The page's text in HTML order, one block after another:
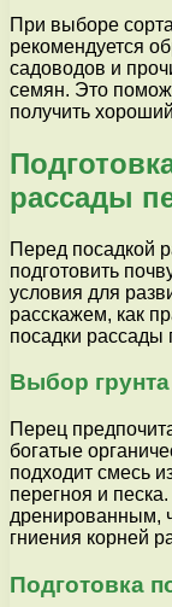
При выборе
рекомендуется
садоводов и
семян. Это
получить
рассады
Перед посадкой
подготовить
условия для
расскажем, как
посадки
Выбор грунта
Перец
богатые
подходит смесь
перегноя и
дренированным,
гниения корней
Подготовка